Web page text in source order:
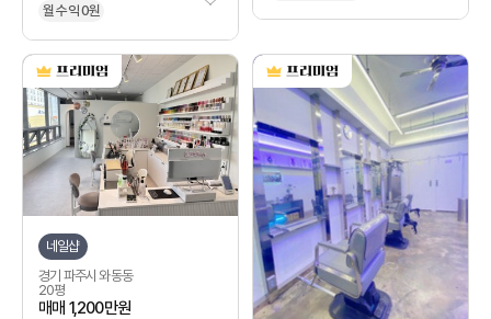
월 수익 0원
네일샵
경기 파주시 와동동
20평
매매 1,200만원